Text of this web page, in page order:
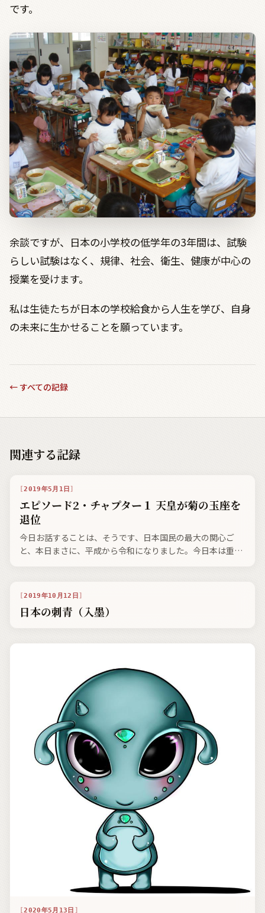
です。
余談ですが、日本の小学校の低学年の3年間は、試験
らしい試験はなく、規律、社会、衛生、健康が中心の
授業を受けます。
私は生徒たちが日本の学校給食から人生を学び、自身
の未来に生かせることを願っています。
←すべての記録
関連する記録
2019年5月1日
エピソード2・チャプター１ 天皇が菊の玉座を
退位
今日お話することは、そうです、日本国民の最大の関心ご
と、本日まさに、平成から令和になりました。今日本は重要
ら過ごした、昭和と平成時代の皇室について、興味深いお話
をさせていただきます。
2019年10月12日
日本の刺青（入墨）
2020年5月13日